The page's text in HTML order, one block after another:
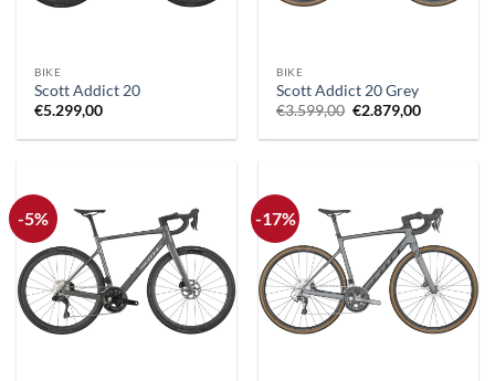
BIKE
Scott Addict 20
€5.299,00
BIKE
Scott Addict 20 Grey
€3.599,00 Il
originale
€2.879,00Il
attuale
-5% -17%